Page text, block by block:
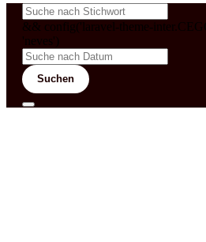
&& config('laravel-theme-
'neves')
Suchen